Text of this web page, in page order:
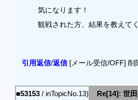
気になります！
観戦された方、結果を教えて
引用返信/返信[メール受信/OFF] 削
■53153 / inTopicNo.13)
Re[14]: 世